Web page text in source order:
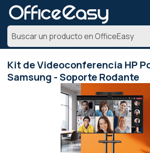
Kit de Videoconferencia HP
Samsung - Soporte Rodante